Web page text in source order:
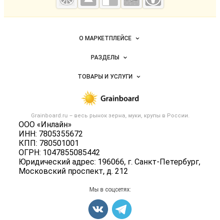
мука
Важные разделы и контакты
Grainboard.ru – весь рынок зерна, муки, крупы в России.
ООО «Инлайн»
ИНН: 7805355672
КПП: 780501001
ОГРН: 1047855085442
Юридический адрес: 196066, г. Санкт-Петербург,
Московский проспект, д. 212
Навигация по сайтуО МАРКЕТПЛЕЙСЕ
Новости Grainboard.ru
Размещение рекламы
Публичная оферта
Контактная информация
Политика обработки персональных данных
РАЗДЕЛЫ
Объявления
Новости рынка
ТОВАРЫ И УСЛУГИ
Мука
Оборудование
Прочее
Карта объявлений
Мы в соцсетях: